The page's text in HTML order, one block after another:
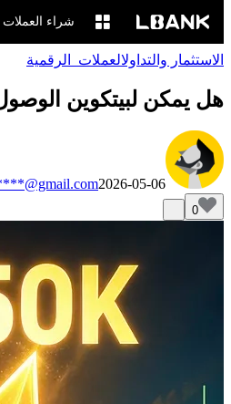
شراء
الاستثمار والتداولالعملات_الرقمية
هل يمكن لبيتكوين الوصول إلى 250 ألف دولار هذا العام مع إشارات بيع مايو
2026-05-06
0